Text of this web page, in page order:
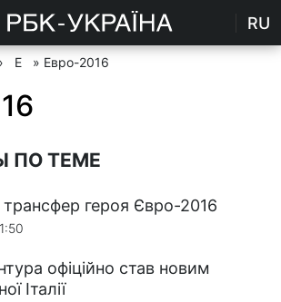
RU
Е » Евро-2016
ПО ТЕМЕ
героя Євро-2016
офіційно став новим
Італії